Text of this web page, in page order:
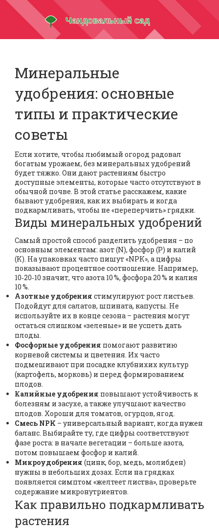
Минеральные
удобрения: основные
типы и практические
советы
Если хотите, чтобы любимый огород радовал
богатым урожаем, без минеральных удобрений
будет тяжко. Они дают растениям быстро
доступные элементы, которые часто отсутствуют в
обычной почве. В этой статье расскажем, какие
бывают удобрения, как их выбирать и когда
подкармливать, чтобы не «переперчить» грядки.
Виды минеральных удобрений
Самый простой способ разделить удобрения – по
основным элементам: азот (N), фосфор (P) и калий
(K). На упаковках часто пишут «NPK», а цифры
показывают процентное соотношение. Например,
10‑20‑10 значит, что азота 10 %, фосфора 20 % и калия
10 %.
Азотные удобрения стимулируют рост листьев.
Подойдут для салатов, шпината, капусты. Не
используйте их в конце сезона – растения могут
остаться слишком «зеленые» и не успеть дать
плоды.
Фосфорные удобрения помогают развитию
корневой системы и цветения. Их часто
подмешивают при посадке клубнихих культур
(картофель, морковь) и перед формированием
плодов.
Калийные удобрения повышают устойчивость к
болезням и засухе, а также улучшают качество
плодов. Хороши для томатов, огурцов, ягод.
Смесь NPK – универсальный вариант, когда нужен
баланс. Выбирайте ту, где цифры соответствуют
фазе роста: в начале вегетации – больше азота,
потом повышаем фосфор и калий.
Микроудобрения (цинк, бор, медь, молибден)
нужны в небольших дозах. Если на грядках
появляется симптом «желтеет листва», проверьте
содержание микронутриентов.
Как правильно подкармливать
растения